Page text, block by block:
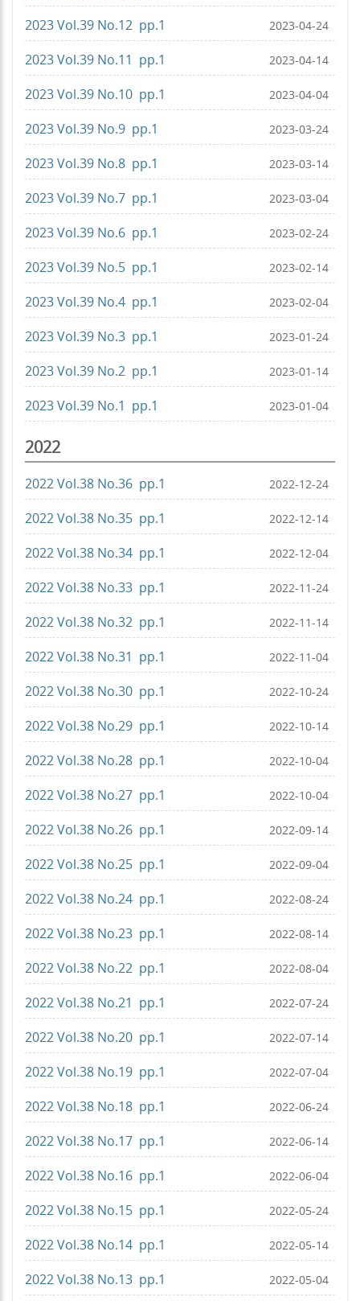
2023 Vol.39 No.12 pp.1 2023-04-24
2023 Vol.39 No.11 pp.1 2023-04-14
2023 Vol.39 No.10 pp.1 2023-04-04
2023 Vol.39 No.9 pp.1 2023-03-24
2023 Vol.39 No.8 pp.1 2023-03-14
2023 Vol.39 No.7 pp.1 2023-03-04
2023 Vol.39 No.6 pp.1 2023-02-24
2023 Vol.39 No.5 pp.1 2023-02-14
2023 Vol.39 No.4 pp.1 2023-02-04
2023 Vol.39 No.3 pp.1 2023-01-24
2023 Vol.39 No.2 pp.1 2023-01-14
2023 Vol.39 No.1 pp.1 2023-01-04
2022
2022 Vol.38 No.36 pp.1 2022-12-24
2022 Vol.38 No.35 pp.1 2022-12-14
2022 Vol.38 No.34 pp.1 2022-12-04
2022 Vol.38 No.33 pp.1 2022-11-24
2022 Vol.38 No.32 pp.1 2022-11-14
2022 Vol.38 No.31 pp.1 2022-11-04
2022 Vol.38 No.30 pp.1 2022-10-24
2022 Vol.38 No.29 pp.1 2022-10-14
2022 Vol.38 No.28 pp.1 2022-10-04
2022 Vol.38 No.27 pp.1 2022-10-04
2022 Vol.38 No.26 pp.1 2022-09-14
2022 Vol.38 No.25 pp.1 2022-09-04
2022 Vol.38 No.24 pp.1 2022-08-24
2022 Vol.38 No.23 pp.1 2022-08-14
2022 Vol.38 No.22 pp.1 2022-08-04
2022 Vol.38 No.21 pp.1 2022-07-24
2022 Vol.38 No.20 pp.1 2022-07-14
2022 Vol.38 No.19 pp.1 2022-07-04
2022 Vol.38 No.18 pp.1 2022-06-24
2022 Vol.38 No.17 pp.1 2022-06-14
2022 Vol.38 No.16 pp.1 2022-06-04
2022 Vol.38 No.15 pp.1 2022-05-24
2022 Vol.38 No.14 pp.1 2022-05-14
2022 Vol.38 No.13 pp.1 2022-05-04